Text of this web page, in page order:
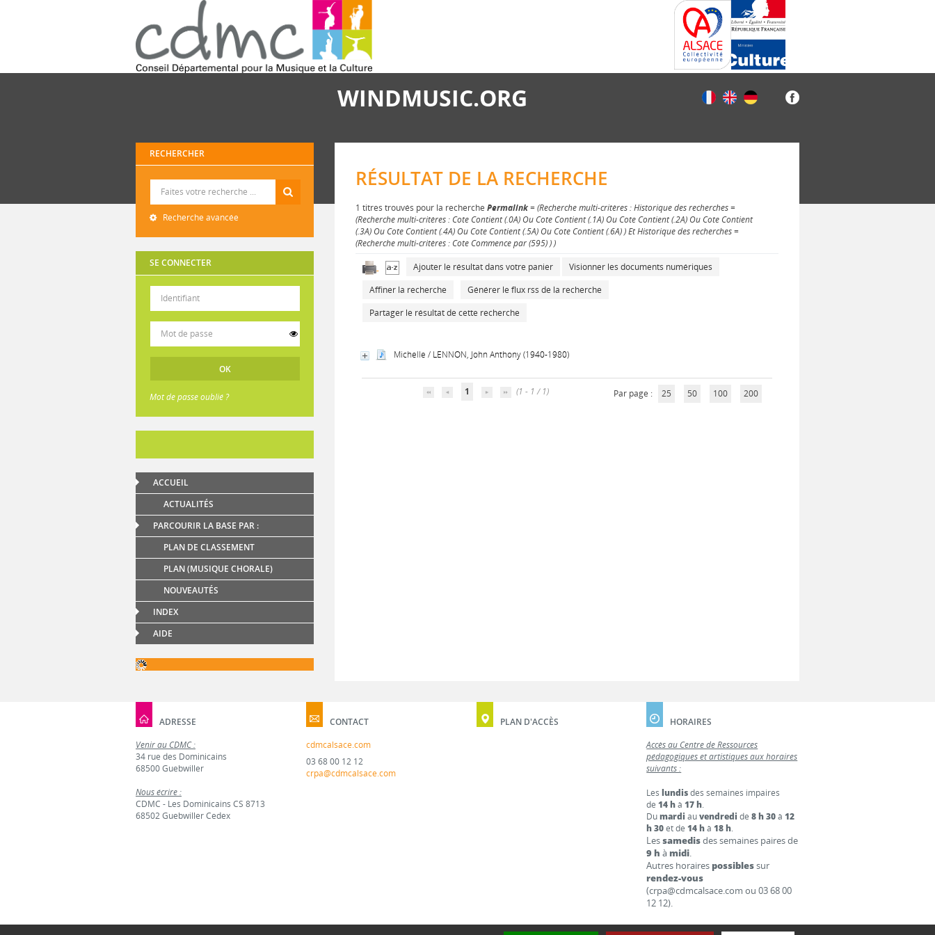
WINDMUSIC.ORG
RECHERCHER
Recherche avancée
SE CONNECTER
Mot de passe oublié ?
ACCUEIL
ACTUALITÉS
PARCOURIR LA BASE PAR :
PLAN DE CLASSEMENT
PLAN (MUSIQUE CHORALE)
NOUVEAUTÉS
INDEX
AIDE
RÉSULTAT DE LA RECHERCHE
1 titres trouvés pour la recherche Permalink= (Recherche multi-critères : Historique des recherches =
(Recherche multi-critères : Cote Contient (.0A) Ou Cote Contient (.1A) Ou Cote Contient (.2A) Ou Cote Contient
(.3A) Ou Cote Contient (.4A) Ou Cote Contient (.5A) Ou Cote Contient (.6A) ) Et Historique des recherches =
(Recherche multi-critères : Cote Commence par (595) ) )
Ajouter le résultat dans votre panier
Visionner les documents numériques
Affiner la recherche
Générer le flux rss de la recherche
Partager le résultat de cette recherche
Michelle / LENNON, John Anthony (1940-1980)
1 (1 - 1 / 1) Par page : 25 50 100 200
ADRESSE
Venir au CDMC :
34 rue des Dominicains
68500 Guebwiller
Nous écrire :
CDMC - Les Dominicains CS 8713
68502 Guebwiller Cedex
CONTACT
cdmcalsace.com
03 68 00 12 12
crpa@cdmcalsace.com
PLAN D'ACCÈS
HORAIRES
Accès au Centre de Ressources
pédagogiques et artistiques aux horaires
suivants :
Leslundisdes semaines impaires
de14 hà17 h.
Dumardi auvendredi de8 h 30à12
h 30et de14 hà18 h.
Lessamedisdes semaines paires de
9 h à midi.
Autres horaires possiblessur
rendez-vous
(crpa@cdmcalsace.com ou 03 68 00
12 12).